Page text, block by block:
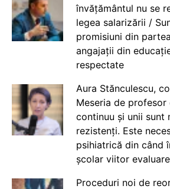
învățământul nu se
legea salarizării /
promisiuni din
angajații din
respectate
Aura Stănculescu,
Meseria de profesor
continuu și unii sunt
rezistenți. Este
psihiatrică din când
școlar viitor
Proceduri noi de